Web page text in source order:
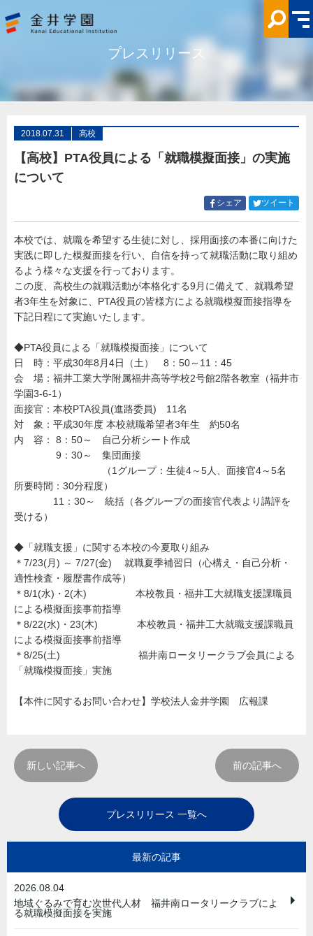
校】
PTA
役
模
プレスリリース
2018.07.31 高校
【高校】PTA役員による「就職模擬面接」の実施
について
シェア Facebook
ェ
ア
る
ツイート
ェ
ア
本校では、就職を希望する生徒に対し、採用面接の本番に向けた
実践に即した模擬面接を行い、自信を持って就職活動に取り組め
るよう様々な支援を行っております。
この度、高校生の就職活動が本格化する9月に備えて、就職希望
者3年生を対象に、PTA役員の皆様方による就職模擬面接指導を
下記日程にて実施いたします。
◆PTA役員による「就職模擬面接」について
日 時：平成30年8月4日（土） 8：50～11：45
会 場：福井工業大学附属福井高等学校2号館2階各教室（福井市
学園3-6-1）
面接官：本校PTA役員(進路委員) 11名
対 象：平成30年度 本校就職希望者3年生 約50名
内 容： 8：50～ 自己分析シート作成
9：30～ 集団面接
（1グループ：生徒4～5人、面接官4～5名
所要時間：30分程度）
11：30～ 統括（各グループの面接官代表より講評を
受ける）
◆「就職支援」に関する本校の今夏取り組み
＊7/23(月) ～ 7/27(金) 就職夏季補習日（心構え・自己分析・
適性検査・履歴書作成等）
＊8/1(水)・2(木) 本校教員・福井工大就職支援課職員
による模擬面接事前指導
＊8/22(水)・23(木) 本校教員・福井工大就職支援課職員
による模擬面接事前指導
＊8/25(土) 福井南ロータリークラブ会員による
「就職模擬面接」実施
【本件に関するお問い合わせ】学校法人金井学園 広報課
新しい記事へ
プレスリリース 一覧へ
前の記事へ
最新の記事
2026.08.04
地域ぐるみで育む次世代人材 福井南ロータリークラブによ
る就職模擬面接を実施